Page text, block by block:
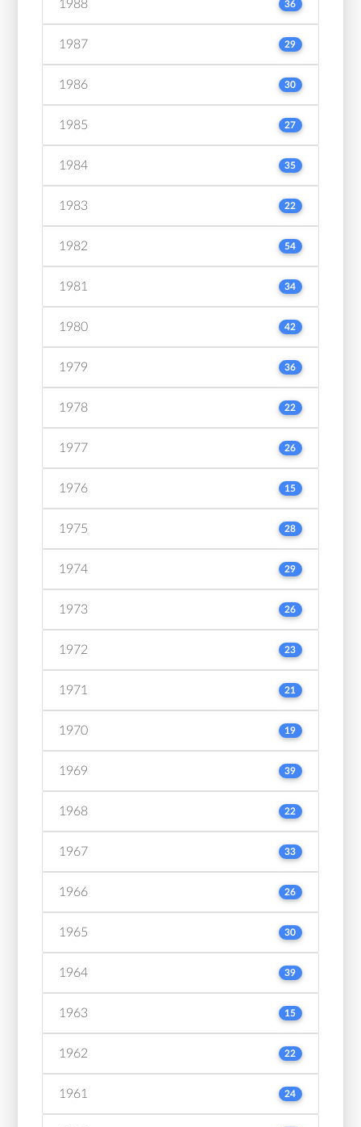
1988 36
1987 29
1986 30
1985 27
1984 35
1983 22
1982 54
1981 34
1980 42
1979 36
1978 22
1977 26
1976 15
1975 28
1974 29
1973 26
1972 23
1971 21
1970 19
1969 39
1968 22
1967 33
1966 26
1965 30
1964 39
1963 15
1962 22
1961 24